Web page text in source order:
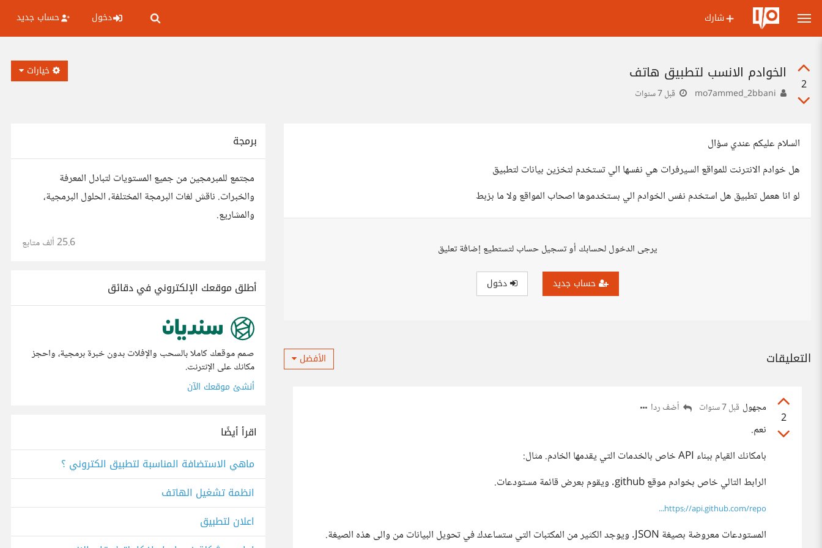
شارك دخول حساب جديد
2
الخوادم الانسب لتطبيق هاتف
قبل 7 سنوات
خيارات
السلام عليكم عندي سؤال
هل خوادم الانترنت للمواقع السيرفرات هي نفسها الي تستخدم لتخزين بيانات لتطبيق
لو انا هعمل تطبيق هل استخدم نفس الخوادم الي بستخدموها اصحاب المواقع ولا ما بزبط
يرجى الدخول لحسابك أو تسجيل حساب لتستطيع إضافة تعليق
حساب جديد دخول
التعليقات الأفضل
2
مجهول قبل 7 سنوات أضف ردا
نعم.
بامكانك القيام ببناء API خاص بالخدمات التي يقدمها الخادم. مثال:
الرابط التالي خاص بخوادم موقع github. ويقوم بعرض قائمة مستودعات.
https://api.github.com/repo...
المستودعات معروضة بصيغة JSON. ويوجد الكثير من المكتبات التي ستساعدك في تحويل البيانات من والى هذه الصيغة.
برمجة
مجتمع للمبرمجين من جميع المستويات لتبادل المعرفة
والخبرات. ناقش لغات البرمجة المختلفة، الحلول البرمجية،
والمشاريع.
25.6 ألف متابع
أطلق موقعك الإلكتروني في دقائق
صمم موقعك كاملا بالسحب والإفلات بدون خبرة برمجية، واحجز
مكانك على الإنترنت.
أنشئ موقعك الآن
اقرأ أيضًا
ماهي الاستضافة المناسبة لتطبيق الكتروني ؟
انظمة تشغيل الهاتف
اعلان لتطبيق